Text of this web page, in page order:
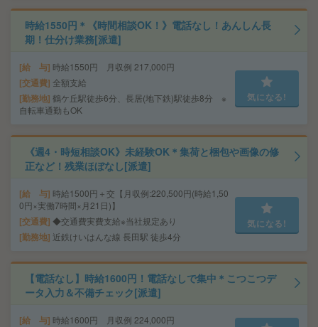
時給1550円＊《時間相談OK！》電話なし！あんしん長
期！仕分け業務[派遣]
給 与 時給1550円 月収例 217,000円
交通費 全額支給
勤務地 鶴ケ丘駅徒歩6分、長居(地下鉄)駅徒歩8分 ※
自転車通勤もOK
気になる!
《週4・時短相談OK》未経験OK＊集荷と梱包や画像の修
正など！残業ほぼなし[派遣]
給 与 時給1500円＋交【月収例:220,500円(時給1,50
0円×実働7時間×月21日)】
交通費 ◆交通費実費支給※当社規定あり
勤務地 近鉄けいはんな線 長田駅 徒歩4分
気になる!
【電話なし】時給1600円！電話なしで集中＊こつこつデ
ータ入力＆不備チェック[派遣]
給 与 時給1600円 月収例 224,000円